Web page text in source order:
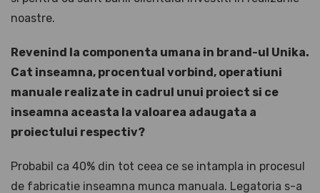
noastre.
Revenind la componenta umana in brand-ul Unika.
Cat inseamna, procentual vorbind, operatiuni
manuale realizate in cadrul unui proiect si ce
inseamna aceasta la valoarea adaugata a
proiectului respectiv?
Probabil ca 40% din tot ceea ce se intampla in procesul
de fabricatie inseamna munca manuala. Legatoria s-a